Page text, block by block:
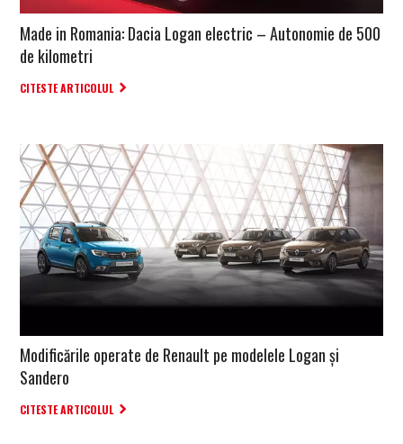
Made in Romania: Dacia Logan electric – Autonomie de 500
de kilometri
CITESTE ARTICOLUL
Modificările operate de Renault pe modelele Logan și
Sandero
CITESTE ARTICOLUL